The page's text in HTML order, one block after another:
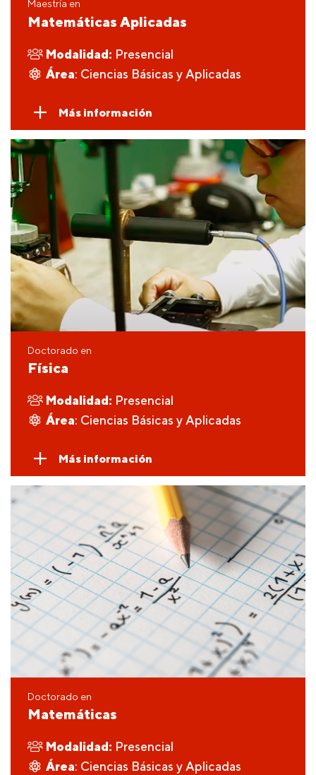
Maestría en
Matemáticas Aplicadas
Modalidad: Presencial
Área: Ciencias Básicas y Aplicadas
Más información
Doctorado en
Física
Modalidad: Presencial
Área: Ciencias Básicas y Aplicadas
Más información
Doctorado en
Matemáticas
Modalidad: Presencial
Área: Ciencias Básicas y Aplicadas